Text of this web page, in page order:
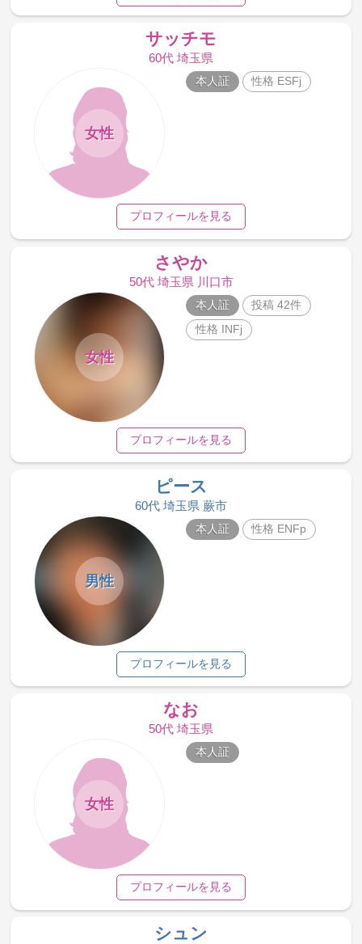
サッチモ
60代 埼玉県
女性
本人証 性格 ESFj
プロフィールを見る
さやか
50代 埼玉県 川口市
女性
本人証
投稿 42件
性格 INFj
プロフィールを見る
ピース
60代 埼玉県 蕨市
男性
本人証 性格 ENFp
プロフィールを見る
なお
50代 埼玉県
女性
本人証
プロフィールを見る
シュン